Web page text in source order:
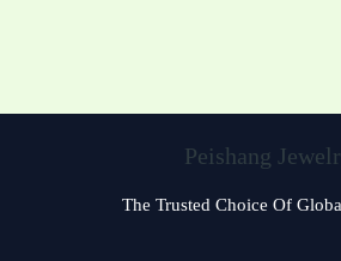
Peishang
The Trusted Choice Of